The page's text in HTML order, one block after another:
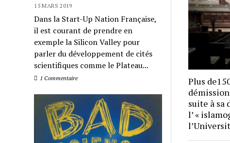
15 MARS 2019
Dans la Start-Up Nation Française,
il est courant de prendre en
exemple la Silicon Valley pour
parler du développement de cités
scientifiques comme le Plateau...
1 Commentaire
Plus
suite à sa
l’ «